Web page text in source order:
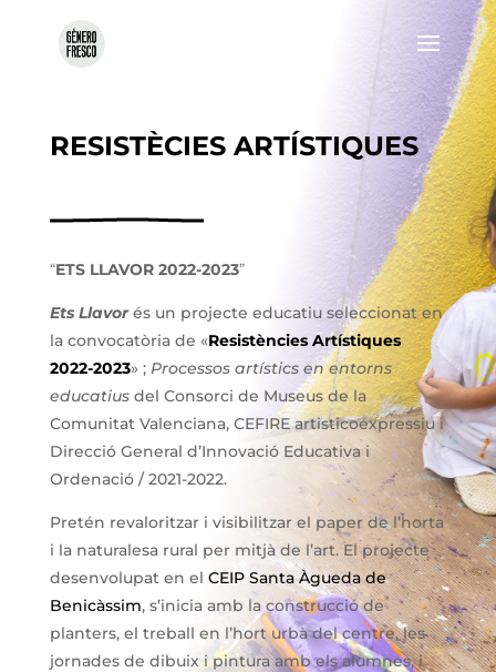
RESISTÈCIES ARTÍSTIQUES
“ETS LLAVOR 2022-2023”
Ets Llavorés un projecte educatiu seleccionat en
la convocatòria de «Resistències Artístiques
2022-2023» ; Processos artístics en entorns
educatiusdel Consorci de Museus de la
Comunitat Valenciana, CEFIRE artisticoexpressiu i
Direcció General d’Innovació Educativa i
Ordenació / 2021-2022.
Pretén revaloritzar i visibilitzar el paper de l’horta
i la naturalesa rural per mitjà de l’art. El projecte
desenvolupat en el CEIP Santa Àgueda de
Benicàssim, s’inicia amb la construcció de
planters, el treball en l’hort urbà del centre, les
jornades de dibuix i pintura amb els alumnes, i